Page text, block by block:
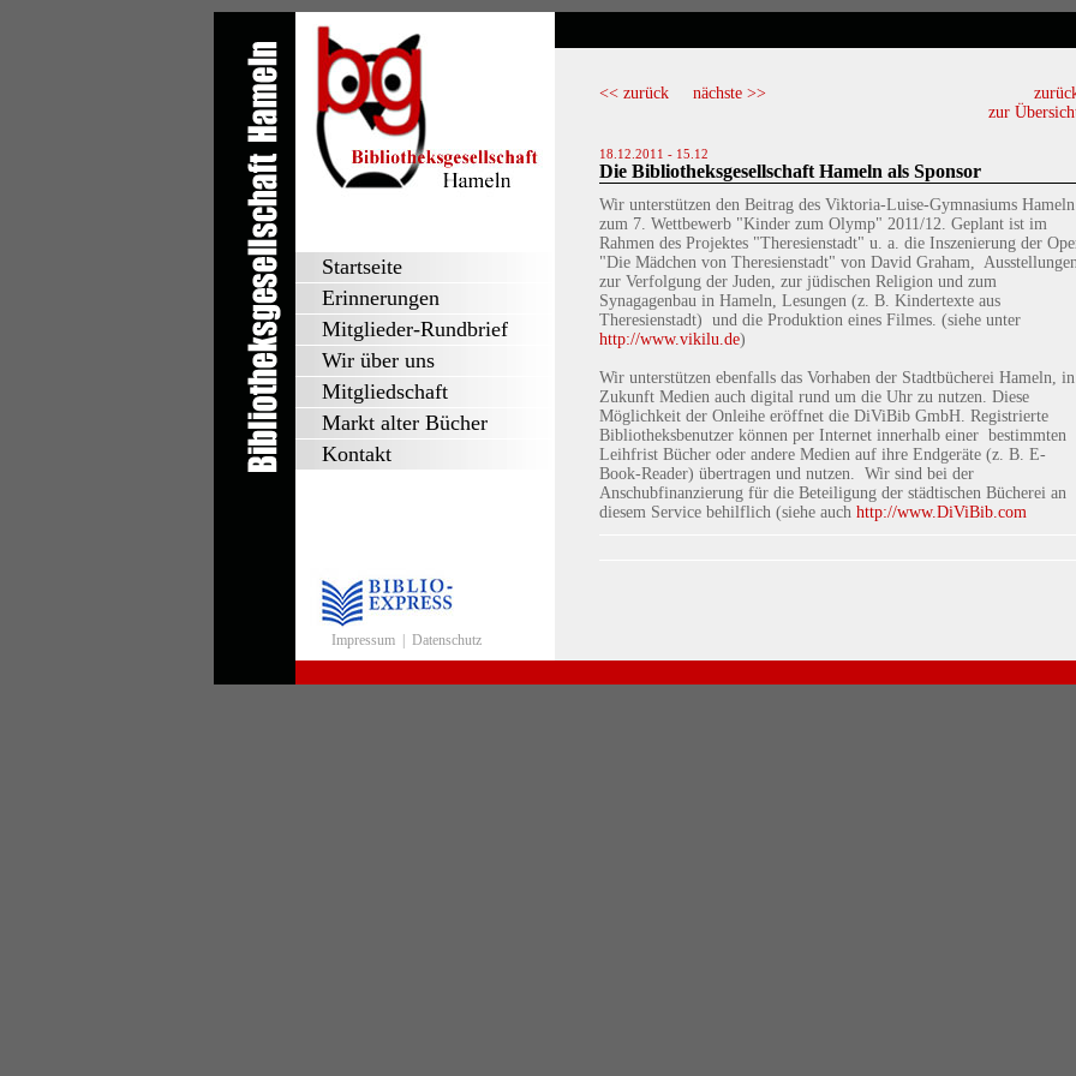
Startseite
Erinnerungen
Mitglieder-Rundbrief
Wir über uns
Mitgliedschaft
Markt alter Bücher
Kontakt
<< zurück nächste >>
zur
18.12.2011 - 15.12
Die Bibliotheksgesellschaft Hameln als Sponsor
Wir unterstützen den Beitrag des Viktoria-Luise-Gymnasiums Hameln
zum 7. Wettbewerb "Kinder zum Olymp" 2011/12. Geplant ist im
Rahmen des Projektes "Theresienstadt" u. a. die Inszenierung der
"Die Mädchen von Theresienstadt" von David Graham,
zur Verfolgung der Juden, zur jüdischen Religion und zum
Synagagenbau in Hameln, Lesungen (z. B. Kindertexte aus
Theresienstadt) und die Produktion eines Filmes. (siehe unter
http://www.vikilu.de)
Wir unterstützen ebenfalls das Vorhaben der Stadtbücherei Hameln, in
Zukunft Medien auch digital rund um die Uhr zu nutzen. Diese
Möglichkeit der Onleihe eröffnet die DiViBib GmbH. Registrierte
Bibliotheksbenutzer können per Internet innerhalb einer bestimmten
Leihfrist Bücher oder andere Medien auf ihre Endgeräte (z. B. E-
Book-Reader) übertragen und nutzen. Wir sind bei der
Anschubfinanzierung für die Beteiligung der städtischen Bücherei an
diesem Service behilflich (siehe auch http://www.DiViBib.com
Impressum Datenschutz